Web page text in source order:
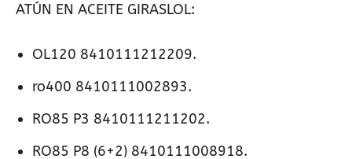
ATÚN EN ACEITE GIRASLOL:
OL120 8410111212209.
ro400 8410111002893.
RO85 P3 8410111211202.
RO85 P8 (6+2) 8410111008918.